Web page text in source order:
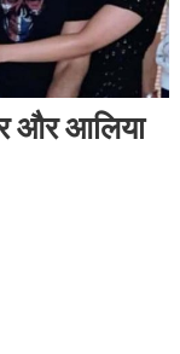
और आलिया